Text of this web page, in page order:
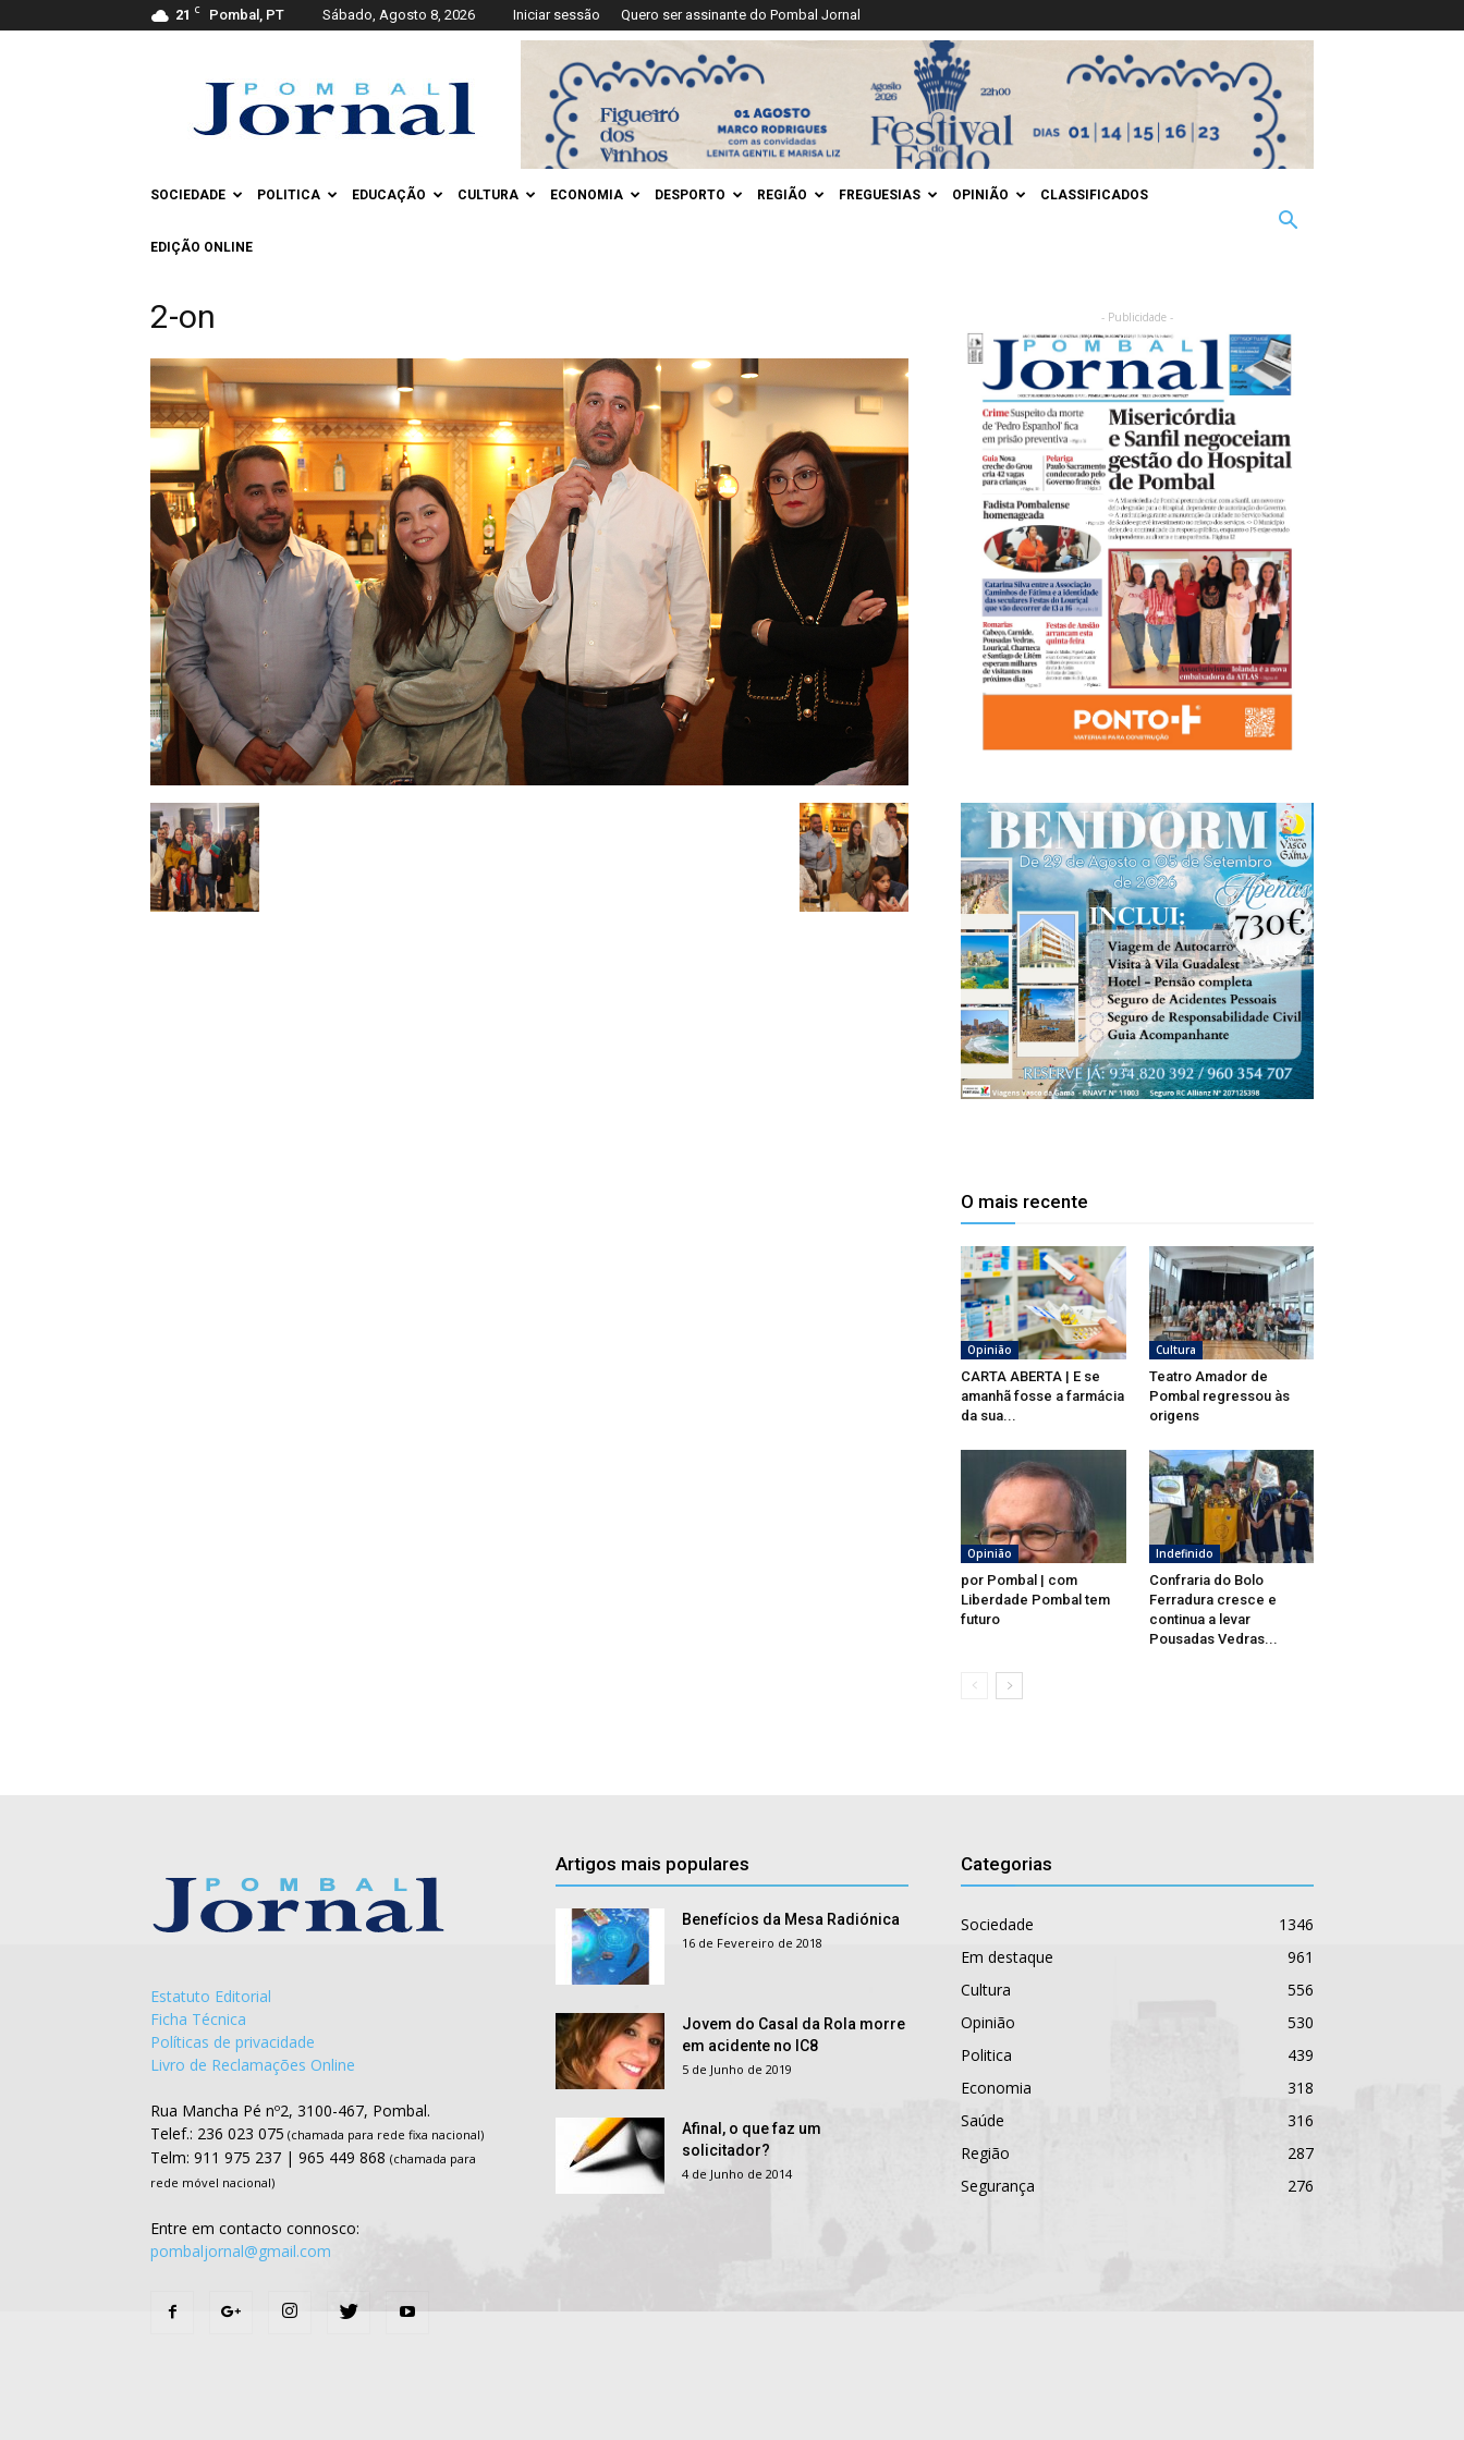
21 C Pombal, PT Sábado, Agosto 8, 2026 Iniciar sessão Quero ser assinante do Pombal Jornal
Jornal
SOCIEDADE POLITICA EDUCAÇÃO CULTURA ECONOMIA DESPORTO REGIÃO FREGUESIAS OPINIÃO CLASSIFICADOS
EDIÇÃO ONLINE
2-on - Publicidade -
O mais recente
Opinião
CARTA ABERTA | E se
amanhã fosse a farmácia
da sua...
Cultura
Teatro Amador de
Pombal regressou às
origens
Opinião
por Pombal | com
Liberdade Pombal tem
futuro
Indefinido
Confraria do Bolo
Ferradura cresce e
continua a levar
Pousadas Vedras...
Estatuto Editorial
Ficha Técnica
Políticas de privacidade
Livro de Reclamações Online
Rua Mancha Pé nº2, 3100-467, Pombal.
Telef.: 236 023 075 (chamada para rede fixa nacional)
Telm: 911 975 237 | 965 449 868 (chamada para
rede móvel nacional)
Entre em contacto connosco:
pombaljornal@gmail.com
Artigos mais populares
Benefícios da Mesa Radiónica
16 de Fevereiro de 2018
Jovem do Casal da Rola morre
em acidente no IC8
5 de Junho de 2019
Afinal, o que faz um
solicitador?
4 de Junho de 2014
Categorias
Sociedade
1346
Em destaque
961
Cultura
556
Opinião
530
Politica
439
Economia
318
Saúde
316
Região
287
Segurança
276